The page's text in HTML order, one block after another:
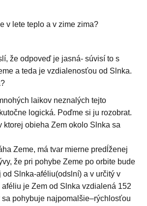
v lete teplo a v zime zima?
že odpoveď je jasná- súvisí to s
a teda je vzdialenosťou od Slnka.
laikov neznalých tejto
logická. Poďme si ju rozobrat.
ktorej obieha Zem okolo Slnka sa
Zeme, má tvar mierne predĺženej
že pri pohybe Zeme po orbite bude
Slnka-aféliu(odslní) a v určitý v
je Zem od Slnka vzdialená 152
sa pohybuje najpomalšie–rýchlosťou